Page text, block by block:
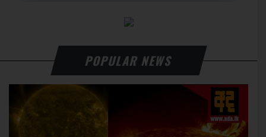
POPULAR NEWS